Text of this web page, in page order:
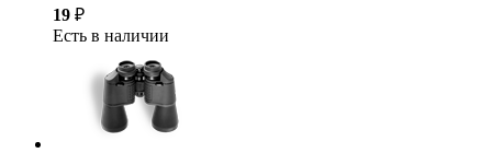
19 ₽
Есть в наличии